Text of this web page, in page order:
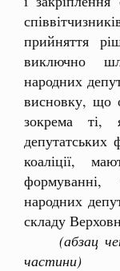
прийняття
виключно
народних
висновку, що
зокрема ті,
депутатських
коаліції,
народних
складу
(абзац
частини)